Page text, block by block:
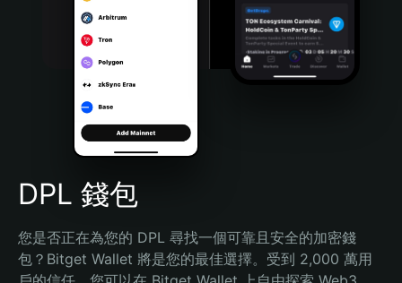
Bahasa Indonesia
Português (Brasil)
Español (Argentina)
DPL 錢包
您是否正在為您的 DPL 尋找一個可靠且安全的加密錢
包？Bitget Wallet 將是您的最佳選擇。受到 2,000 萬用